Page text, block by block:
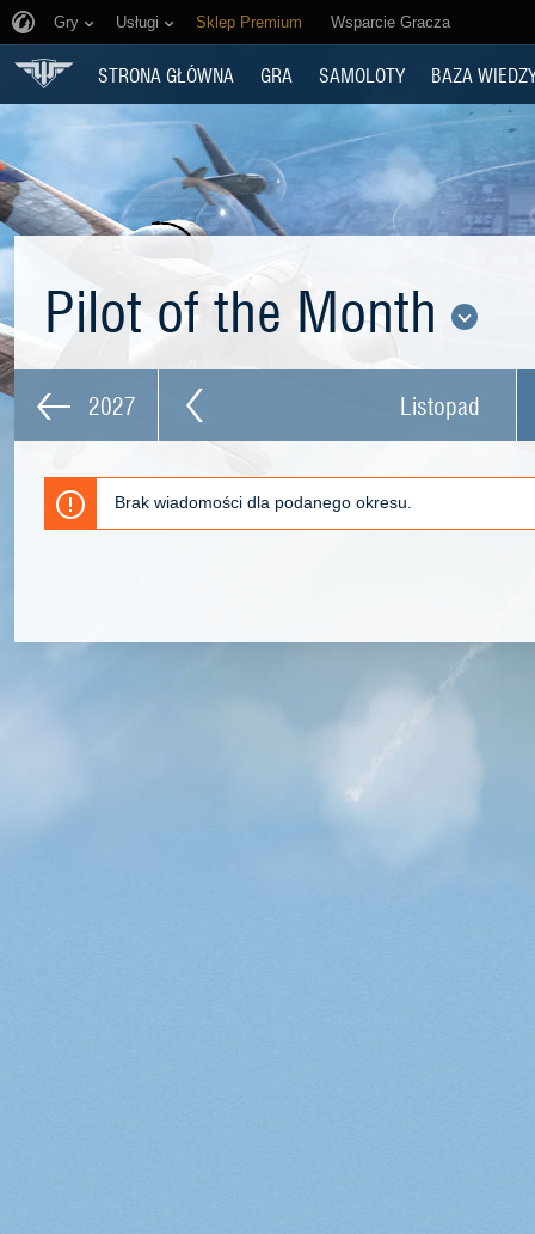
Gry Usługi Sklep Premium Wsparcie Gracza
STRONA GŁÓWNA GRA SAMOLOTY BAZA
Pilot of the Month
2027 Listopad
Brak wiadomości dla podanego okresu.